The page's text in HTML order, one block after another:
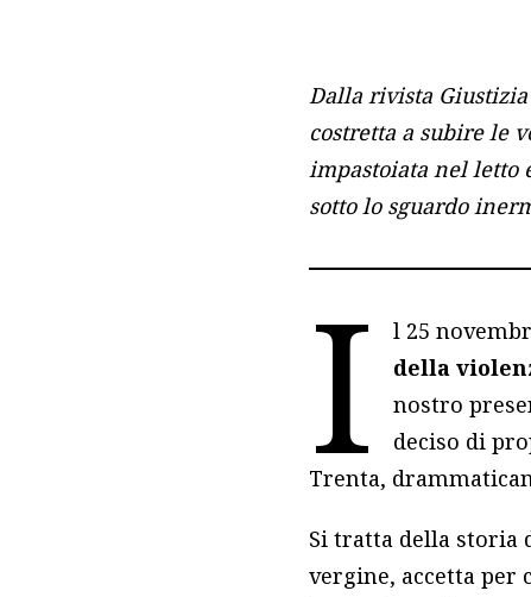
Dalla rivista
costretta a subire le
impastoiata nel letto
sotto lo sguardo
I l 25
della
nostro
deciso di
Trenta,
Si tratta della storia
vergine, accetta per